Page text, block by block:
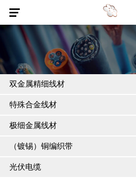
双金属精细线材
特殊合金线材
极细金属线材
（镀锡）铜编织带
光伏电缆